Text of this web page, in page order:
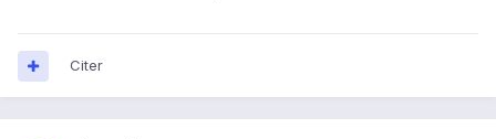
Citer